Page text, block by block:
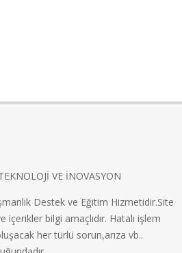
VE İNOVASYON
Destek ve Eğitim Hizmetidir.Site
bilgi amaçlıdır. Hatalı işlem
her türlü sorun,arıza vb..